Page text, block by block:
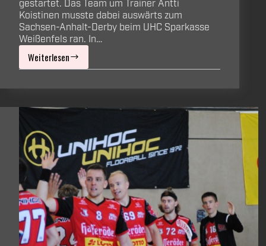
gestartet. Das Team um Trainer Antti
Koistinen musste dabei auswärts zum
Sachsen-Anhalt-Derby beim UHC Sparkasse
Weißenfels ran. In…
Weiterlesen
Erfolgreicher
Weißenfels